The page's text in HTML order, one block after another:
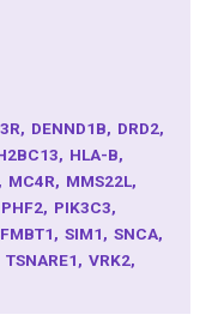
DENND1B DRD2
HLA-B
MC4R MMS22L
PHF2 PIK3C3
SIM1 SNCA
TSNARE1 VRK2